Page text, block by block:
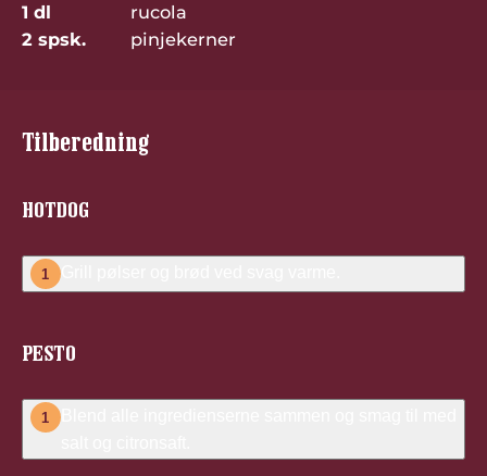
1 dl
rucola
2 spsk.
pinjekerner
Tilberedning
HOTDOG
1 Grill pølser og brød ved svag varme.
PESTO
1
Blend alle ingredienserne sammen og smag til med